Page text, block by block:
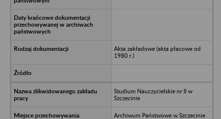
Akta zakładowe (akta płacowe od
1980 r.)
Studium Nauczycielskie nr II w
Szczecinie
Archiwum Państwowe w Szczecinie